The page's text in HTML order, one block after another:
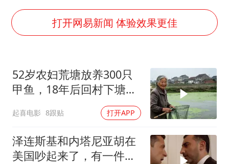
胡彦斌获《歌手2026》歌王
秋天的第一杯奶茶到底有多火
国防部：中国军队坚决反制任何闹海挑衅图谋
我国外贸延续良好增长态势
东航：国内客票提前14天免费退改
夯实基础开新局
打开网易新闻 体验效果更佳
52岁农妇荒塘放养300只
甲鱼，18年后回村下塘瞬
起喜电影 8跟贴 打开APP
泽连斯基和内塔尼亚胡在
美国吵起来了，有一件事